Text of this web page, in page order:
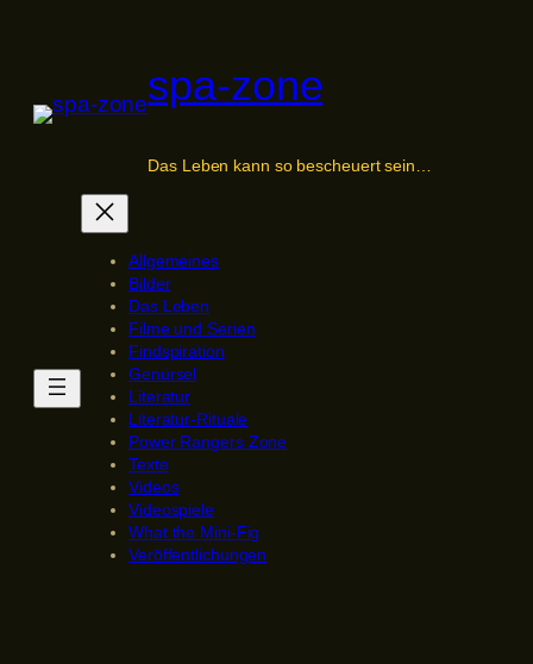
spa-zone
Das Leben kann so bescheuert sein…
Allgemeines
Bilder
Das Leben
Filme und Serien
Findspiration
Genürsel
Literatur
Literatur-Rituale
Power Rangers Zone
Texte
Videos
Videospiele
What the Mini-Fig
Veröffentlichungen